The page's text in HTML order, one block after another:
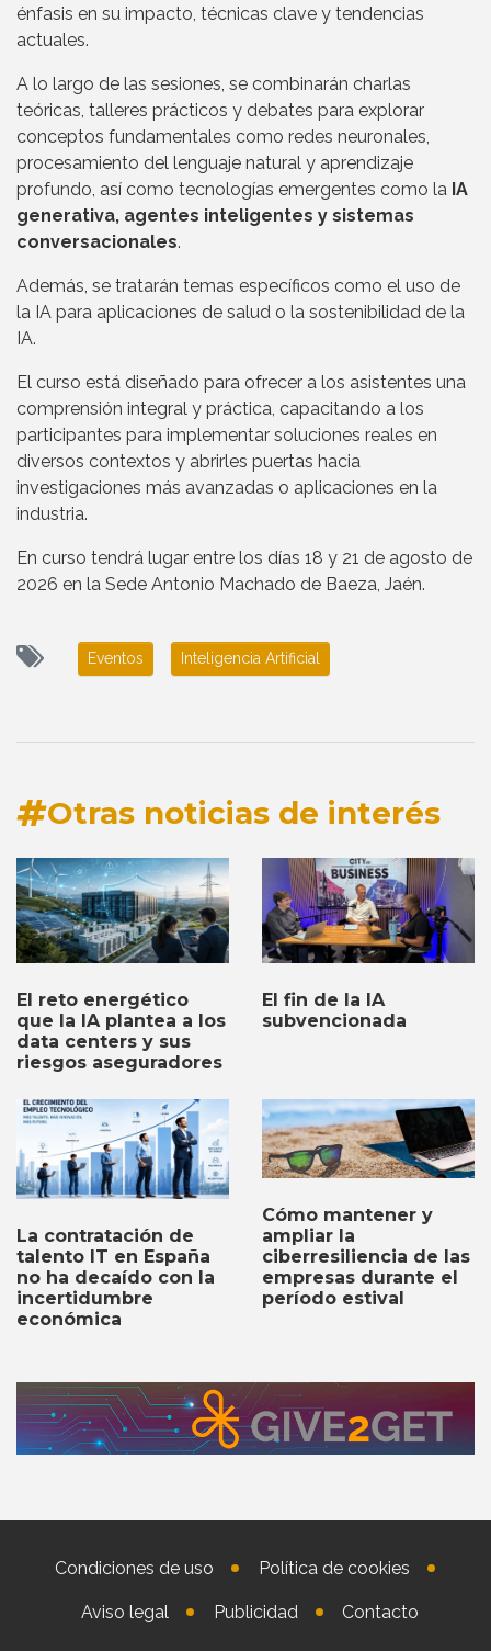
énfasis en su impacto, técnicas clave y tendencias
actuales.
A lo largo de las sesiones, se combinarán charlas
teóricas, talleres prácticos y debates para explorar
conceptos fundamentales como redes neuronales,
procesamiento del lenguaje natural y aprendizaje
profundo, así como tecnologías emergentes como la IA
generativa, agentes inteligentes y sistemas
conversacionales.
Además, se tratarán temas específicos como el uso de
la IA para aplicaciones de salud o la sostenibilidad de la
IA.
El curso está diseñado para ofrecer a los asistentes una
comprensión integral y práctica, capacitando a los
participantes para implementar soluciones reales en
diversos contextos y abrirles puertas hacia
investigaciones más avanzadas o aplicaciones en la
industria.
En curso tendrá lugar entre los días 18 y 21 de agosto de
2026 en la Sede Antonio Machado de Baeza, Jaén.
Eventos Inteligencia Artificial
Otras noticias de interés
El reto energético
que la IA plantea a los
data centers y sus
riesgos aseguradores
El fin de la IA
subvencionada
La contratación de
talento IT en España
no ha decaído con la
incertidumbre
económica
Cómo mantener y
ampliar la
ciberresiliencia de las
empresas durante el
período estival
Condiciones de uso Política de cookies
Aviso legal Publicidad Contacto